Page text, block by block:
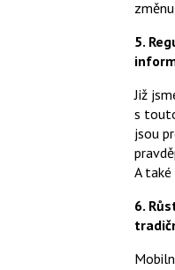
5.
Již
s
jsou
A
6.